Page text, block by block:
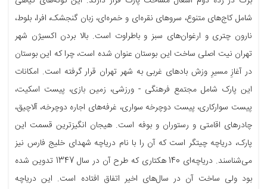
شامل کاج‌های متنوع، سروهای نقره‌ای و خمره‌ای، زبان گنجشک، افرا، بلوط،
نارون چتری و ارغوان‌های سبز و باطراوت است. بالا بردن اکسیژن شهر
تهران نیت اصلی ساخت این بوستان عنوان شده است، چرا که این بوستان
در آغازِ مسیرِ وزش بادهای غربی به شهر تهران قرار گرفته است. امکانات
این پارک شامل مجتمع فرهنگی - ورزشی، زمین بازی، پیست اسکیت،
پیست سوارکاری، پیست دوچرخه سواری، غرفه‌های اجاره دوچرخه، آلاچیق،
چادرهای اقامتی و رستوران و بوفه است. هیجان انگیزترین قسمت این
پارک، دریاچه چیتگر است که آن را با نام دریاچه شهدای خلیج فارس نیز
می‌شناسند. دریاچه‌ای 140 هکتاری که طرح آن در سال 1347 تدوین شده
بود ولی ساخت آن در سال‌های اخیر اتفاق افتاده است. این دریاچه